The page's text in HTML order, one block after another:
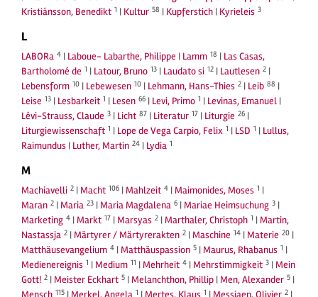
Kristiánsson, Benedikt 1 | Kultur 58 | Kupferstich | Kyrieleis 3
L
LABORa 4 | Laboue- Labarthe, Philippe | Lamm 18 | Las Casas,
Bartholomé de 1 | Latour, Bruno 13 | Laudato si 12 | Lautlesen 2 |
Lebensform 10 | Lebewesen 10 | Lehmann, Hans-Thies 2 | Leib 88 |
Leise 13 | Lesbarkeit 1 | Lesen 66 | Levi, Primo 1 | Levinas, Emanuel |
Lévi-Strauss, Claude 3 | Licht 87 | Literatur 17 | Liturgie 26 |
Liturgiewissenschaft 1 | Lope de Vega Carpio, Felix 1 | LSD 1 | Lullus,
Raimundus | Luther, Martin 24 | Lydia 1
M
Machiavelli 2 | Macht 106 | Mahlzeit 4 | Maimonides, Moses 1 |
Maran 2 | Maria 23 | Maria Magdalena 6 | Mariae Heimsuchung 3 |
Marketing 4 | Markt 17 | Marsyas 2 | Marthaler, Christoph 1 | Martin,
Nastassja 2 | Märtyrer / Märtyrerakten 2 | Maschine 14 | Materie 20 |
Matthäusevangelium 4 | Matthäuspassion 5 | Maurus, Rhabanus 1 |
Medienereignis 1 | Medium 11 | Mehrheit 4 | Mehrstimmigkeit 3 | Mein
Gott! 2 | Meister Eckhart 5 | Melanchthon, Phillip | Men, Alexander 5 |
Mensch 115 | Merkel, Angela 1 | Mertes, Klaus 1 | Messiaen, Olivier 2 |